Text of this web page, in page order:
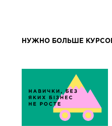
НУЖНО БОЛЬШЕ